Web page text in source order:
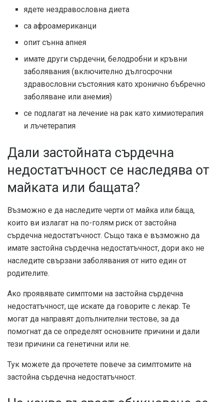
ядете нездравословна диета
са афроамериканци
опит сънна апнея
имате други сърдечни, белодробни и кръвни
заболявания (включително дългосрочни
здравословни състояния като хронично бъбречно
заболяване или анемия)
се подлагат на лечение на рак като химиотерапия
и лъчетерапия
Дали застойната сърдечна
недостатъчност се наследява от
майката или бащата?
Възможно е да наследите черти от майка или баща,
които ви излагат на по-голям риск от застойна
сърдечна недостатъчност. Също така е възможно да
имате застойна сърдечна недостатъчност, дори ако не
наследите свързани заболявания от нито един от
родителите.
Ако проявявате симптоми на застойна сърдечна
недостатъчност, ще искате да говорите с лекар. Те
могат да направят допълнителни тестове, за да
помогнат да се определят основните причини и дали
тези причини са генетични или не.
Тук можете да прочетете повече за симптомите на
застойна сърдечна недостатъчност.